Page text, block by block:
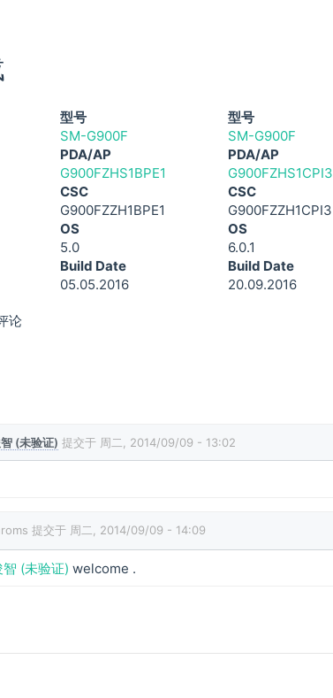
型号
SM-G900F
PDA/AP
G900FZHS1BPE1
CSC
G900FZZH1BPE1
OS
5.0
Build Date
05.05.2016
型号
SM-G900F
PDA/AP
G900FZHS1CPI3
CSC
G900FZZH1CPI3
OS
6.0.1
Build Date
20.09.2016
论
(未验证) 提交于 周二, 2014/09/09 - 13:02
提交于 周二, 2014/09/09 - 14:09
(未验证) welcome .